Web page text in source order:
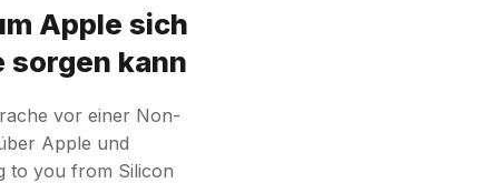
Apple sich
sorgen kann
vor einer Non-
Apple und
to you from Silicon